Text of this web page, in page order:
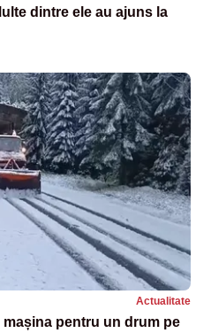
dintre ele au ajuns la
Actualitate
pentru un drum pe